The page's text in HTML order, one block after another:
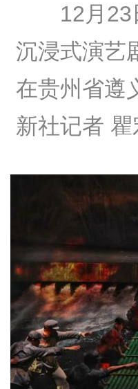
12月
沉浸式演艺
在贵州省遵
新社记者